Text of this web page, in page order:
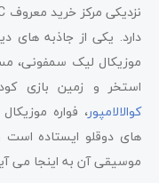
دارد. یکی از جاذبه های
موزیکال لیک سمفونی،
استخر و زمین بازی
کوالالامپور، فواره
های دوقلو ایستاده است
موسیقی آن به اینجا می